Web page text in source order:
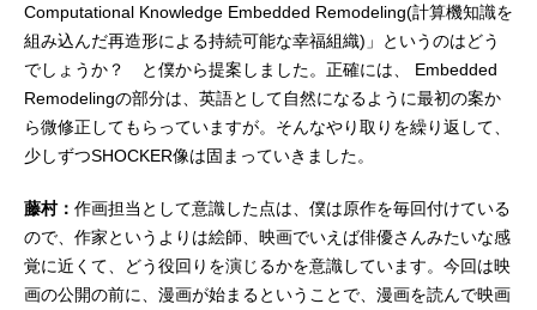
Computational Knowledge Embedded Remodeling(計算機知識を
組み込んだ再造形による持続可能な幸福組織)」というのはどう
でしょうか？ と僕から提案しました。正確には、 Embedded
Remodelingの部分は、英語として自然になるように最初の案か
ら微修正してもらっていますが。そんなやり取りを繰り返して、
少しずつSHOCKER像は固まっていきました。
藤村： 作画担当として意識した点は、僕は原作を毎回付けている
ので、作家というよりは絵師、映画でいえば俳優さんみたいな感
覚に近くて、どう役回りを演じるかを意識しています。今回は映
画の公開の前に、漫画が始まるということで、漫画を読んで映画